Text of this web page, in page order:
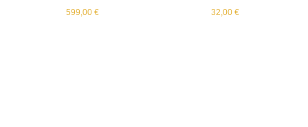
599,00 € 32,00 €